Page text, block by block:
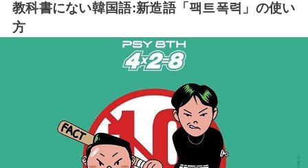
教科書にない韓国語:新造語「팩트폭력」の使い
方